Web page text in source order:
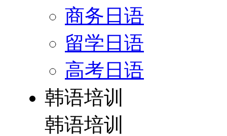
商务日语
留学日语
高考日语
韩语培训
韩语培训